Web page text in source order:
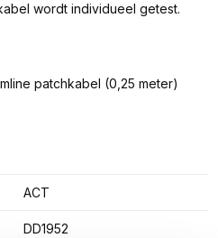
wordt individueel getest.
patchkabel (0,25 meter)
ACT
DD1952